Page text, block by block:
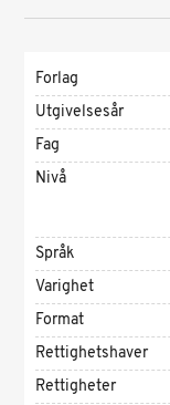
Forlag
Utgivelsesår
Fag
Nivå
Språk
Varighet
Format
Rettighetshaver
Rettigheter